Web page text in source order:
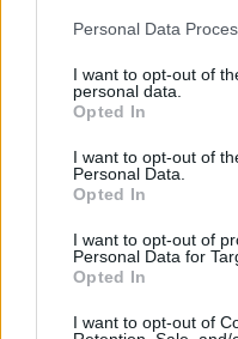
Please note that this
not limited to your visit or
grant or deny consent to
use your data for below
consent section.
Personal Data
I want to opt-out of
personal data.
Opted In
I want to opt-out of
Personal Data.
Opted In
I want to opt-out of
Personal Data for
Opted In
I want to opt-out of